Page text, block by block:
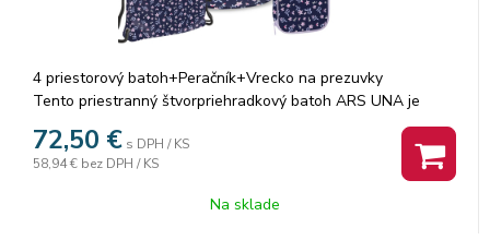
4 priestorový batoh+Peračník+Vrecko na prezuvky
Tento priestranný štvorpriehradkový batoh ARS UNA je
ideálny od 4. ročníka základnej školy. Kombinuje moderný
dizajn, ľahkosť a vysokú kvalitu spracovania. Vhodný je
nielen do školy, ale aj na voľný čas či výlety.
Batoh je vyrobený z prémiového, pevného a vodeodpudivého
72,50 € s DPH / KS
58,94 € bez DPH / KS
Na sklade